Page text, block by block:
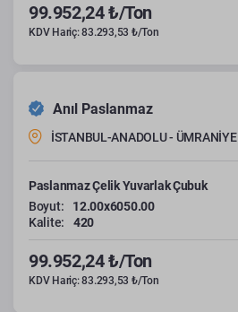
99.952,24 ₺/Ton
KDV Hariç: 83.293,53 ₺/Ton
Anıl Paslanmaz
İSTANBUL-ANADOLU - ÜMRANİYE
Paslanmaz Çelik Yuvarlak Çubuk
Boyut:
12.00x6050.00
Kalite:
420
99.952,24 ₺/Ton
KDV Hariç: 83.293,53 ₺/Ton